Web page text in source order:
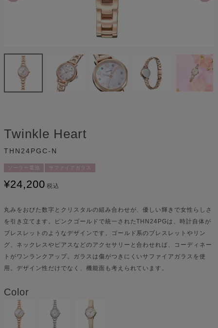
Twinkle Heart
THN24PGC-N
ソーラー電池 サファイアガラス
¥24,200 税込
丸みをおびた数字とクリスタルの組み合わせが、優しい輝きで女性らしさ
を引き立てます。ピンクゴールドで統一されたTHN24PGは、時計自体が
ブレスレットのようなデザインです。ゴールド系のブレスレットやリン
グ、ネックレスやピアスなどのアクセサリーと合わせれば、コーディネー
トがワンランクアップ。ガラスは傷がつきにくいサファイアガラスを使
用。デザイン性だけでなく、機能面も考えられています。
Color